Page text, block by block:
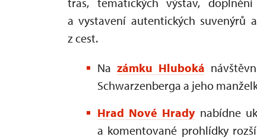
a vystavení autentických suvenýrů
z cest.
Na zámku Hluboká
Schwarzenberga a jeho
Hrad Nové Hradynabídne
a komentované prohlídky